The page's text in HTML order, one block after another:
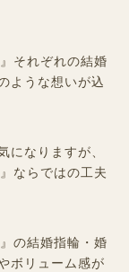
それぞれの結婚
ような想いが込
なりますが、
ならではの工夫
の結婚指輪・婚
ボリューム感が